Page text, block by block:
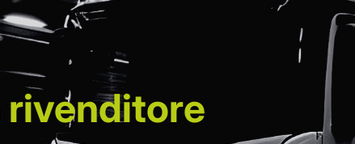
rivenditore